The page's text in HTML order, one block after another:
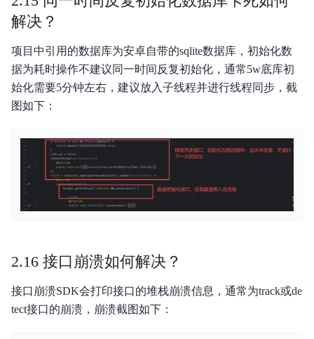
解决？
项目中引用的数据库为安卓自带的sqlite数据库，初始化数
据为耗时操作不建议同一时间反复初始化，通常5w底库初
始化需要5分钟左右，建议放入子线程并进行线程同步，截
图如下：
2.16 接口崩溃如何解决？
接口崩溃SDK会打印接口的堆栈崩溃信息，通常为track或de
tect接口的崩溃，崩溃截图如下：